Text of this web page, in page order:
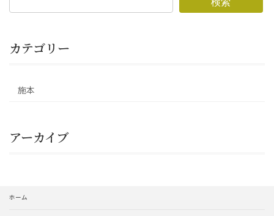
カテゴリー
施本
アーカイブ
ホーム